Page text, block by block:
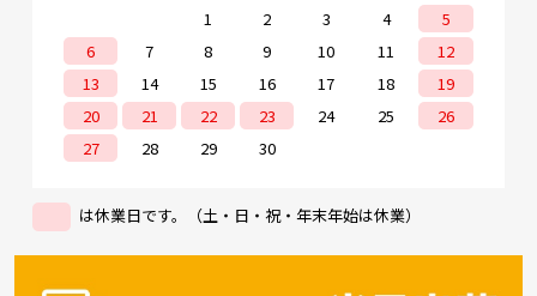
1
2 3 4
5
6
7 8 9 10 11
12
13
14 15 16 17 18
19
20
21 22 23 24 25
26
27
28 29 30
は休業日です。（土・日・祝・年末年始は休業）